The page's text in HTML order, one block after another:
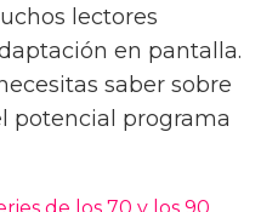
Aunque al
a dejar su hogar,
que forja una
Bella y la Bestia'
Tamlin.
el primer libro.